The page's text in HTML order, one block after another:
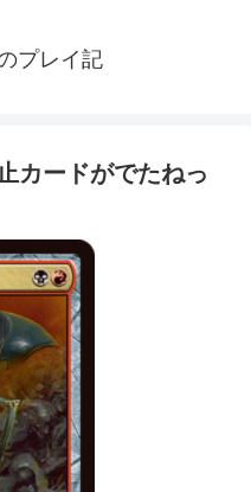
プレイ記
カードがでたねっ